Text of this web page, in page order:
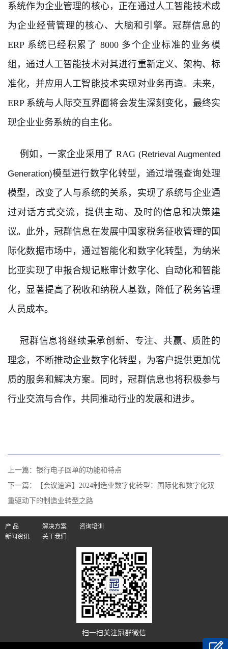
系统作为企业管理的核心，正在通过人工智能技术成
为企业经营管理的核心、大脑和引擎。冠群信息的
ERP 系统已经积累了 8000 多个企业标准的业务模
组，通过人工智能技术对其进行重新定义、架构、标
准化，并应用人工智能技术实现对业务再造。未来，
ERP 系统与人际交互界面将会发生深刻变化，最终实
现企业业务系统的自主化。
例如，一家企业采用了 RAG (Retrieval Augmented
Generation)模型进行数字化转型，通过增强查询处理
模型，改变了人与系统的关系，实现了系统与企业通
过对话方式交流，提供主动、及时的信息和决策建
议。此外，冠群信息在发展中国家税务征收管理的国
际化数据市场中，通过智能化和数字化转型，为纳米
比亚实现了申报合规记账审计数字化、自动化和智能
化，显著提高了税收和纳税人基数，降低了税务管理
人员成本。
冠群信息将继续秉承创新、专注、共赢、质胜的
理念，不断推动企业数字化转型，为客户提供更加优
质的服务和解决方案。同时，冠群信息也将积极参与
行业交流与合作，共同推动行业的发展和进步。
上一篇： ​银行电子回单的功能和特点
下一篇：
【会议速递】2024制造业数字化转型：国际化和数字化双
重驱动下的制造业转型之路
产 品 解决方案
咨询培训
新闻资讯
关于我们
扫一扫关注冠群微信